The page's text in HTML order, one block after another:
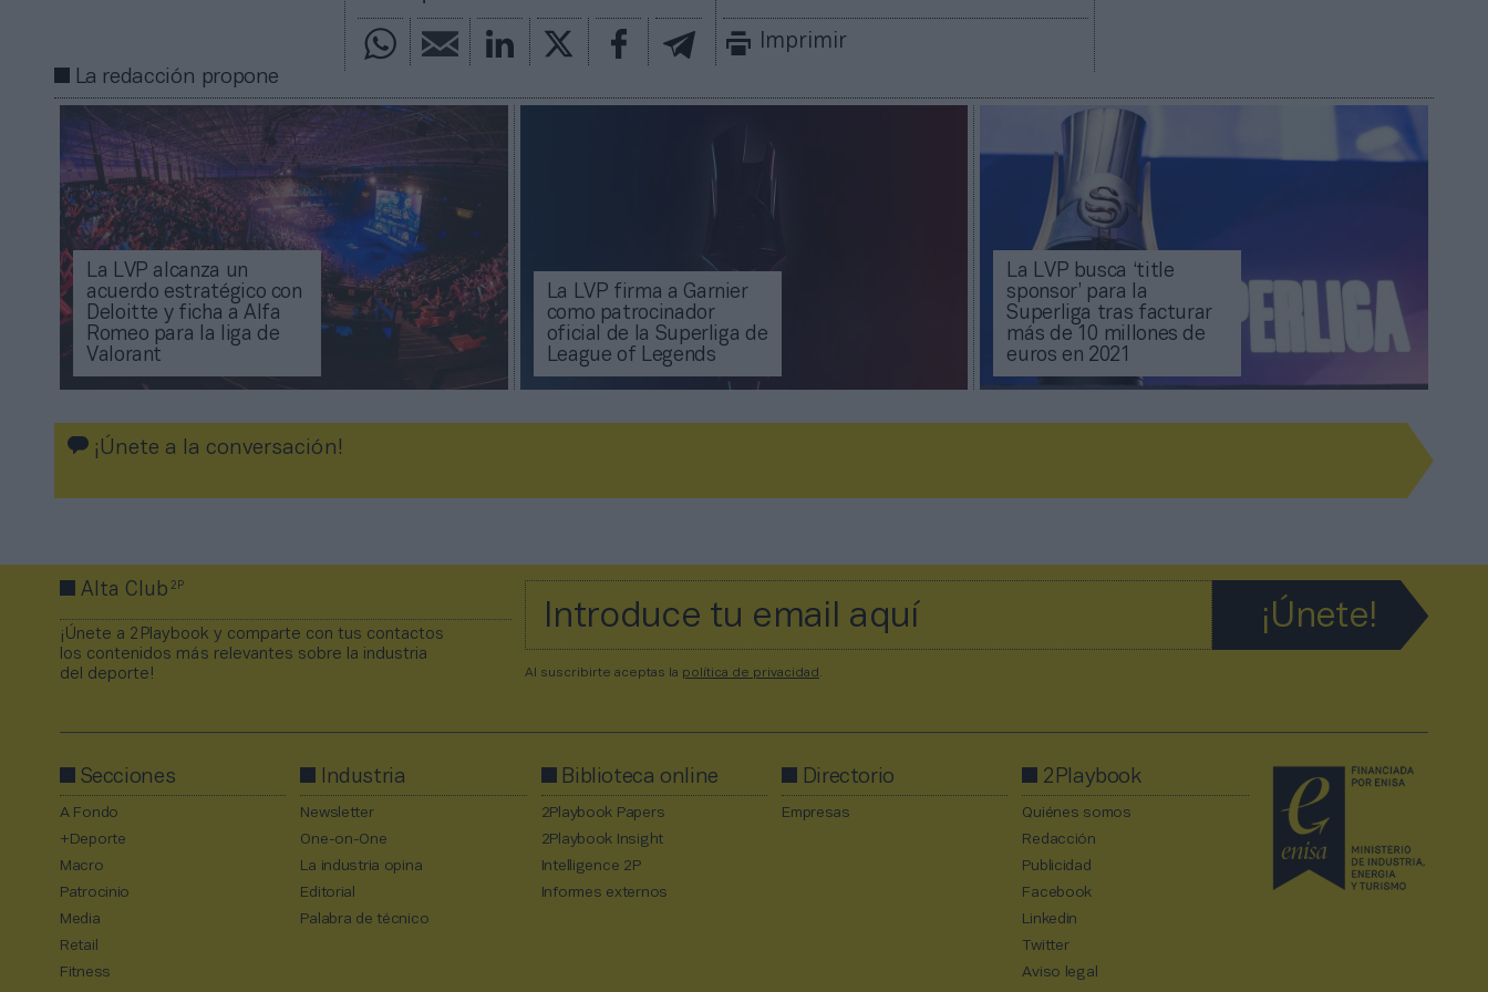
Imprimir
La redacción propone
La LVP alcanza un
acuerdo estratégico con
Deloitte y ficha a Alfa
Romeo para la liga de
Valorant
La LVP firma a Garnier
como patrocinador
oficial de la Superliga de
League of Legends
La LVP busca ‘title
sponsor’ para la
Superliga tras facturar
más de 10 millones de
euros en 2021
¡Únete a la conversación!
Alta Club2P
¡Únete a 2Playbook y comparte con tus contactos
los contenidos más relevantes sobre la industria
del deporte!
Al suscribirte aceptas la política de privacidad
Secciones
A Fondo
+Deporte
Macro
Patrocinio
Media
Retail
Fitness
Industria
Newsletter
One-on-One
La industria opina
Editorial
Palabra de técnico
Biblioteca online
2Playbook Papers
2Playbook Insight
Intelligence 2P
Informes externos
Directorio
Empresas
2Playbook
Quiénes somos
Redacción
Publicidad
Facebook
Linkedin
Twitter
Aviso legal